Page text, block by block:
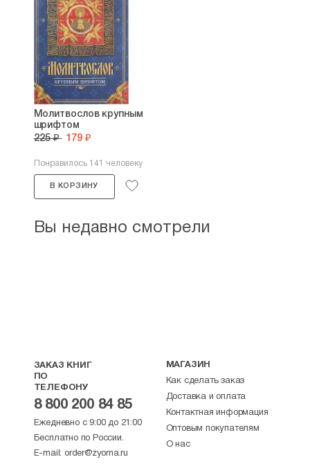
Молитвослов крупным
шрифтом
225 ₽ 179 ₽
Понравилось 141 человеку
В КОРЗИНУ
Вы недавно смотрели
ЗАКАЗ КНИГ
ПО
ТЕЛЕФОНУ
8 800 200 84 85
Ежедневно с 9:00 до 21:00
Бесплатно по России.
E-mail: order@zyorna.ru
МАГАЗИН
Как сделать заказ
Доставка и оплата
Контактная информация
Оптовым покупателям
О нас